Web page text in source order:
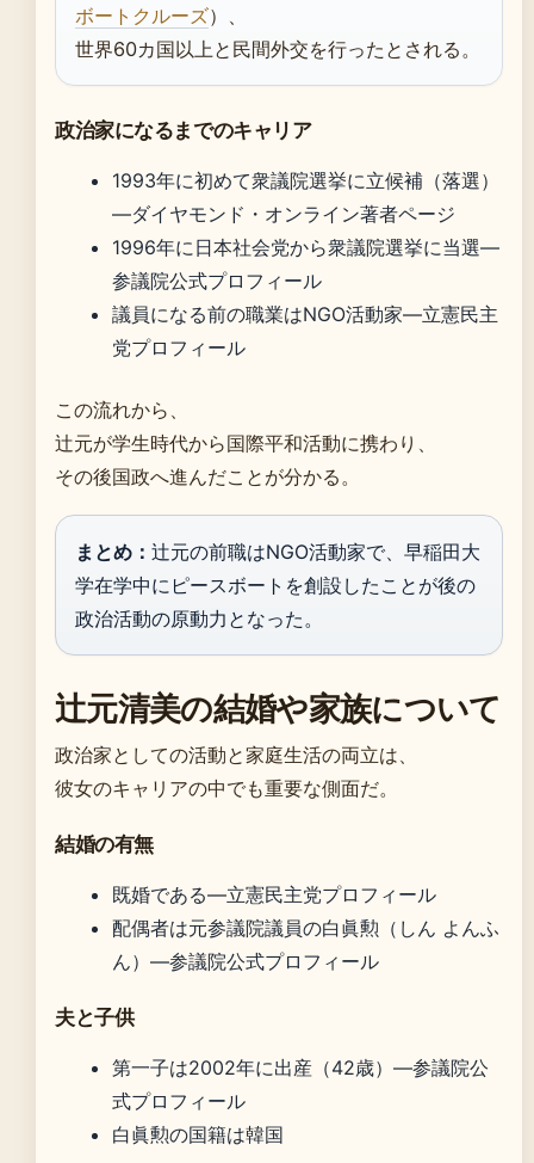
ボートクルーズ）、
世界60カ国以上と民間外交を行ったとされる。
政治家になるまでのキャリア
1993年に初めて衆議院選挙に立候補（落選）
—ダイヤモンド・オンライン著者ページ
1996年に日本社会党から衆議院選挙に当選—
参議院公式プロフィール
議員になる前の職業はNGO活動家—立憲民主
党プロフィール
この流れから、
辻元が学生時代から国際平和活動に携わり、
その後国政へ進んだことが分かる。
まとめ： 辻元の前職はNGO活動家で、早稲田大
学在学中にピースボートを創設したことが後の
政治活動の原動力となった。
辻元清美の結婚や家族について
政治家としての活動と家庭生活の両立は、
彼女のキャリアの中でも重要な側面だ。
結婚の有無
既婚である—立憲民主党プロフィール
配偶者は元参議院議員の白眞勲（しん よんふ
ん）—参議院公式プロフィール
夫と子供
第一子は2002年に出産（42歳）—参議院公
式プロフィール
白眞勲の国籍は韓国